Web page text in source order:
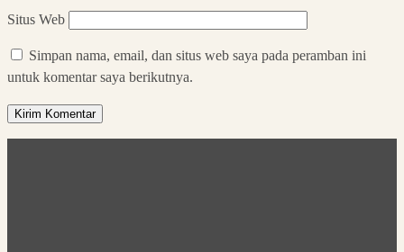
Situs Web
Simpan nama, email, dan situs web saya pada peramban ini
untuk komentar saya berikutnya.